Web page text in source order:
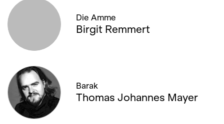
Die Amme
Birgit Remmert
Barak
Thomas Johannes Mayer